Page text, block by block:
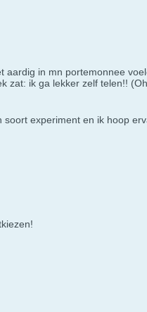
in mn portemonnee
ik ga lekker zelf telen!!
experiment en ik hoop